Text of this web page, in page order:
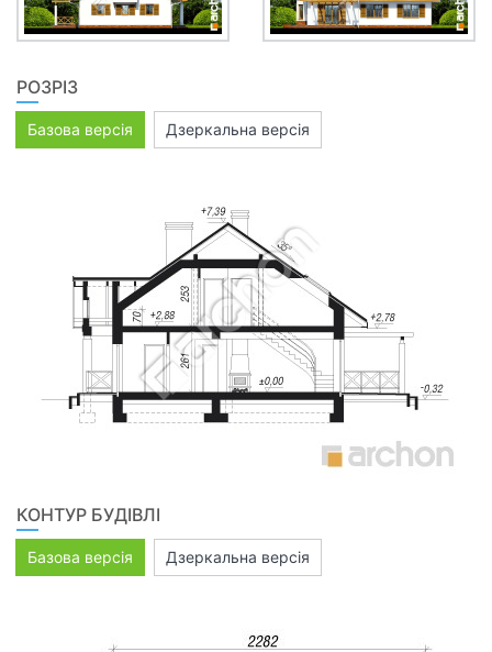
РОЗРІЗ
Базова версія Дзеркальна версія
КОНТУР БУДІВЛІ
Базова версія Дзеркальна версія